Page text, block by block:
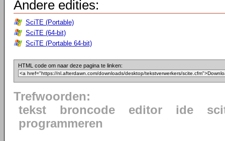
Andere edities:
SciTE (Portable)
SciTE (64-bit)
SciTE (Portable 64-bit)
HTML code om naar deze pagina te linken:
Trefwoorden:
tekst
broncode editor ide
programmeren